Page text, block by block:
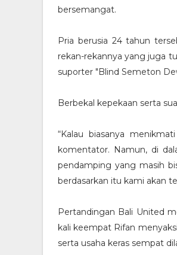
bersemangat.
Pria berusia 24 tahun
rekan-rekannya yang juga
suporter "Blind Semeton
Berbekal kepekaan serta
“Kalau biasanya
komentator. Namun, di
pendamping yang masih
berdasarkan itu kami akan
Pertandingan Bali United
kali keempat Rifan
serta usaha keras sempat